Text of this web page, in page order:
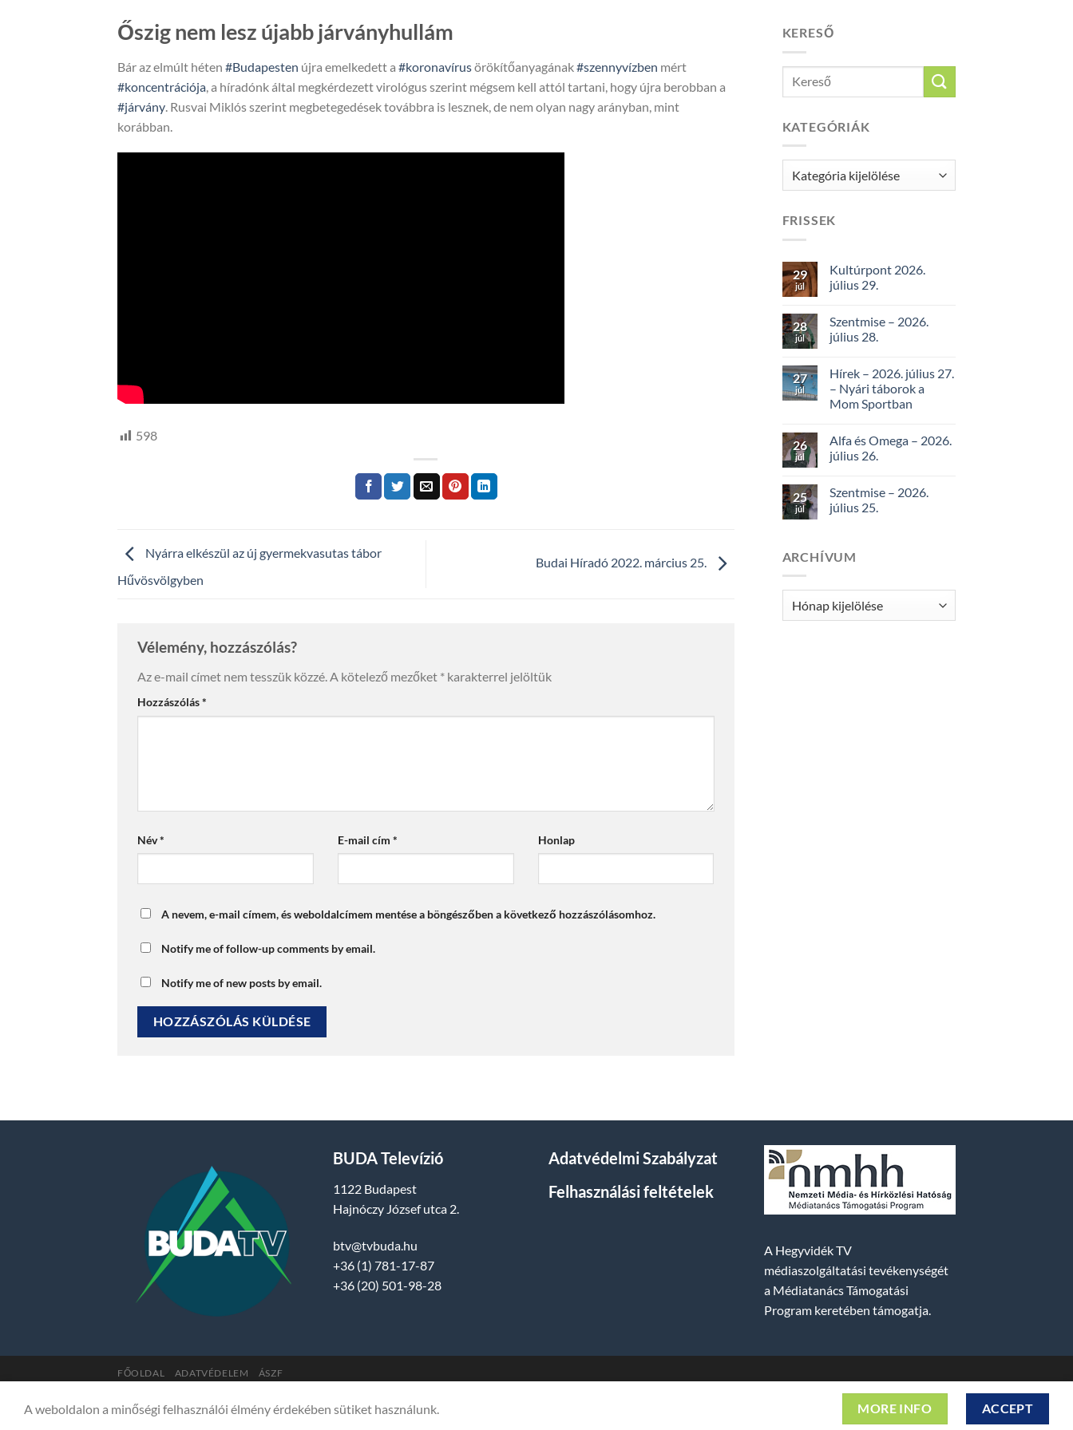
Őszig nem lesz újabb járványhullám
Bár az elmúlt héten #Budapesten újra emelkedett a #koronavírusörökítőanyagának#szennyvízben mért
#koncentrációja , a híradónk által megkérdezett virológus szerint mégsem kell attól tartani, hogy újra berobban a
#járvány . Rusvai Miklós szerint megbetegedések továbbra is lesznek, de nem olyan nagy arányban, mint
korábban.
598
Nyárra elkészül az új gyermekvasutas tábor
Hűvösvölgyben
Budai Híradó 2022. március 25.
Vélemény, hozzászólás?
Az e-mail címet nem tesszük közzé.A kötelező mezőket * karakterrel jelöltük
Hozzászólás*
Név* E-mail cím * Honlap
A nevem, e-mail címem, és weboldalcímem mentése a böngészőben a következő hozzászólásomhoz.
Notify me of follow-up comments by email.
Notify me of new posts by email.
KERESŐ
KATEGÓRIÁK
Kategóriák
FRISSEK
29
júl
Kultúrpont 2026.
július 29.
28
júl
Szentmise – 2026.
július 28.
27
júl
Hírek – 2026. július 27.
– Nyári táborok a
Mom Sportban
26
júl
Alfa és Omega – 2026.
július 26.
25
júl
Szentmise – 2026.
július 25.
ARCHÍVUM
Archívum
BUDA Televízió
1122 Budapest
Hajnóczy József utca 2.
btv@tvbuda.hu
+36 (1) 781-17-87
+36 (20) 501-98-28
Adatvédelmi Szabályzat
Felhasználási feltételek
A Hegyvidék TV
médiaszolgáltatási tevékenységét
a Médiatanács Támogatási
Program keretében támogatja.
FŐOLDAL ADATVÉDELEM ÁSZF
Hegyvidék Média Műsorszolgáltató Kft. | Budapest, Hungary, XII. Hajnóczy József utca 2. fszt. | Cg. 01-09-882523 | A weboldal 256 bit
SSL COMODO titkosítással védve
A weboldalon a minőségi felhasználói élmény érdekében sütiket használunk. MORE INFO ACCEPT